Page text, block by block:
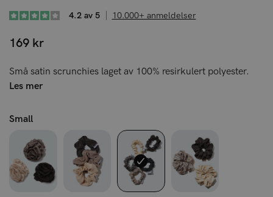
4.2 av 5 10.000+ anmeldelser
169 kr
Små satin scrunchies laget av 100% resirkulert polyester.
Les mer
Small